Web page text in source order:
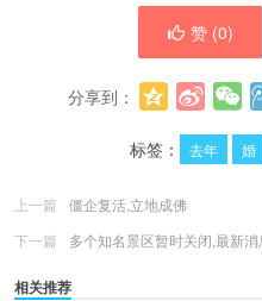
赞 (0)
分享到：
标签：
去年 婚
上一篇
僵企复活,立地成佛
下一篇
多个知名景区暂时关闭,最新消
相关推荐